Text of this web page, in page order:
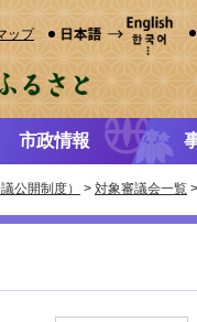
ップ
市政情報
公開制度） > 対象審議会一覧